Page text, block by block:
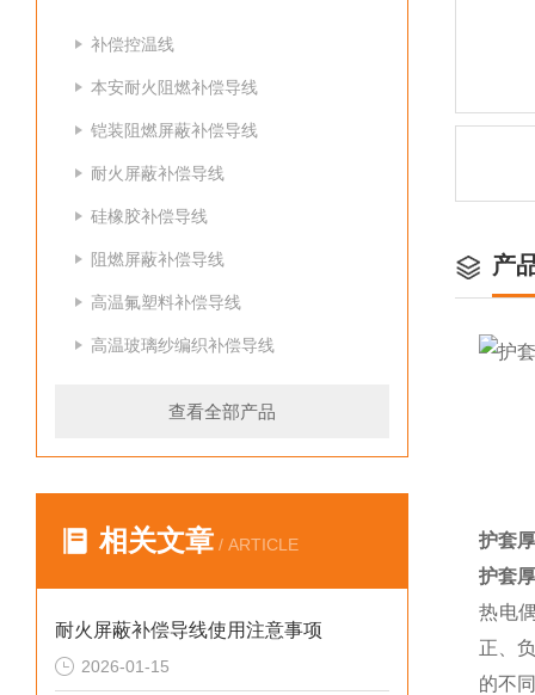
补偿控温线
本安耐火阻燃补偿导线
铠装阻燃屏蔽补偿导线
耐火屏蔽补偿导线
硅橡胶补偿导线
阻燃屏蔽补偿导线
高温氟塑料补偿导线
高温玻璃纱编织补偿导线
查看全部产品
相关文章 / ARTICLE
耐火屏蔽补偿导线使用注意事项
2026-01-15
产
护套
护套
热电
正、
的不